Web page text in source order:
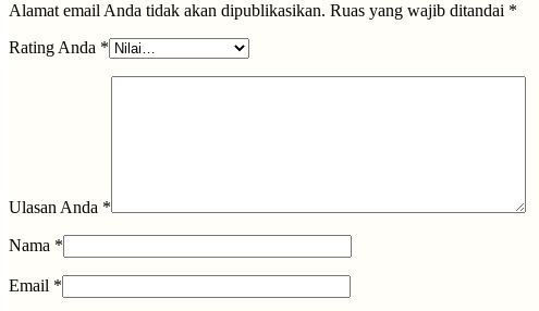
Alamat email Anda tidak akan dipublikasikan. Ruas yang wajib ditandai *
Rating Anda *
Ulasan Anda *
Nama *
Email *